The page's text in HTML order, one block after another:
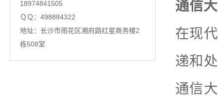
18974841505
ＱＱ：498884322
地址：长沙市雨花区湘府路红星商务楼2
栋508室
通信
在现
递和
通信